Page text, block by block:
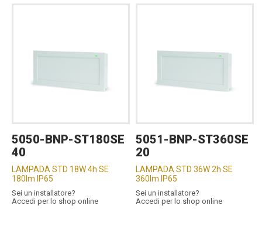
5050-BNP-ST180SE
40
LAMPADA STD 18W 4h SE
180lm IP65
Sei un installatore?
Accedi per lo shop online
5051-BNP-ST360SE
20
LAMPADA STD 36W 2h SE
360lm IP65
Sei un installatore?
Accedi per lo shop online